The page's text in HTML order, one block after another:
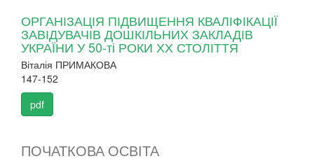
ОРГАНІЗАЦІЯ ПІДВИЩЕННЯ КВАЛІФІКАЦІЇ
ЗАВІДУВАЧІВ ДОШКІЛЬНИХ ЗАКЛАДІВ
УКРАЇНИ У 50-ті РОКИ ХХ СТОЛІТТЯ
Віталія ПРИМАКОВА
147-152
pdf
ПОЧАТКОВА ОСВІТА